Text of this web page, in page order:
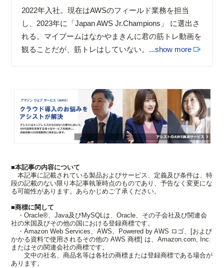
2022年入社。現在はAWSのフィールド業務を担当
し、2023年に「Japan AWS Jr.Champions」 に選出さ
れる。マイブームはなかやまきんに君の筋トレ動画を
観ることだが、筋トレはしていない。 ...show more
■本記事の内容について
本記事に記載されている製品およびサービス、定義及び条件は、特
段の記載のない限り本記事執筆時点のものであり、予告なく変更にな
る可能性があります。あらかじめご了承ください。
■商標に関して
・Oracle®、Java及びMySQLは、Oracle、その子会社及び関連会
社の米国及びその他の国における登録商標です。
・Amazon Web Services、AWS、Powered by AWS ロゴ、[および
かかる資料で使用されるその他の AWS 商標] は、Amazon.com, Inc.
またはその関連会社の商標です。
文中の社名、商品名等は各社の商標または登録商標である場合が
あります。